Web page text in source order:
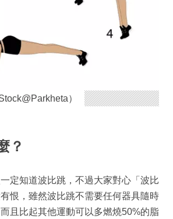
）
？
定知道波比跳，不過大家對心「波比
恨，雖然波比跳不需要任何器具隨時
且比起其他運動可以多燃燒50%的脂